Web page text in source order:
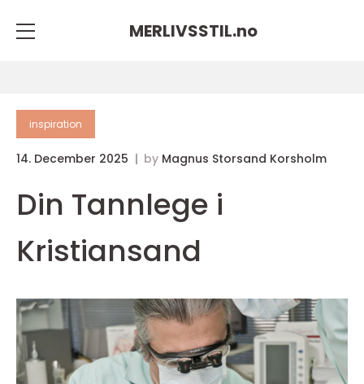
MERLIVSSTIL.no
inspiration
14. December 2025 by Magnus Storsand Korsholm
Din Tannlege i
Kristiansand